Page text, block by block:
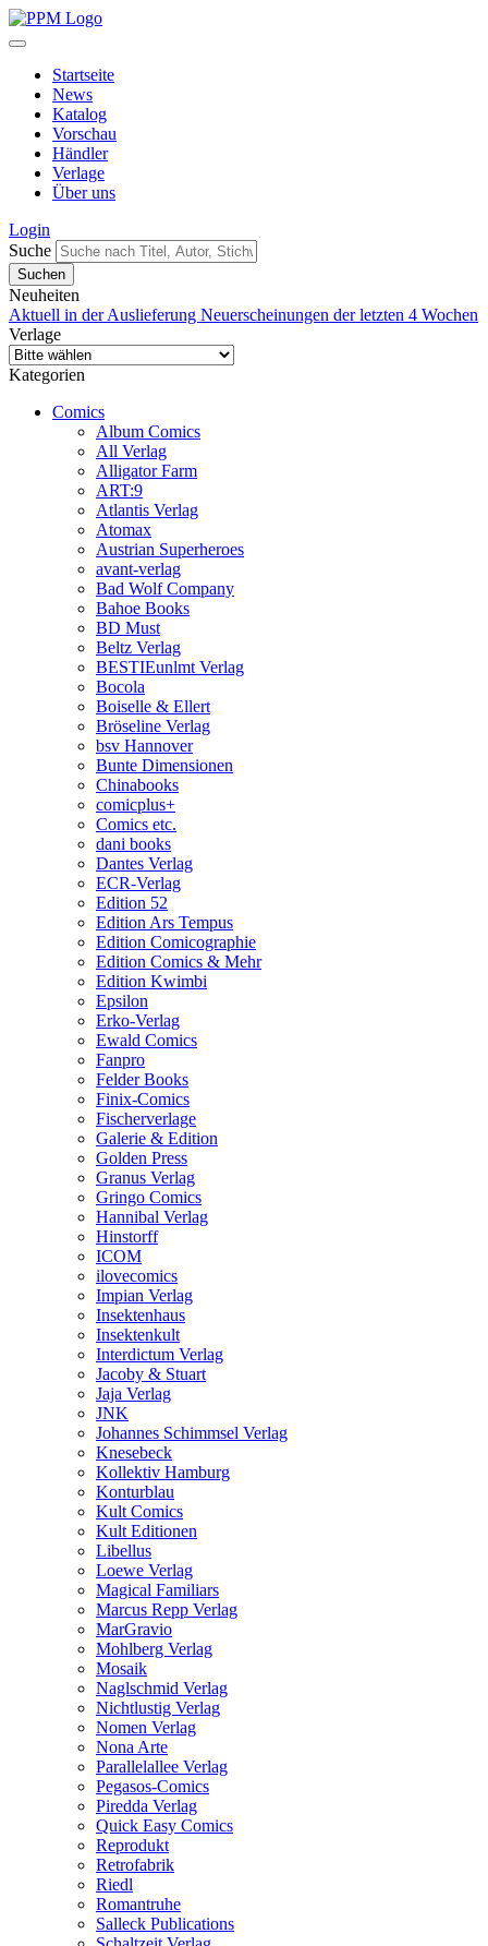
Startseite
News
Katalog
Vorschau
Händler
Verlage
Über uns
Login
Suche
Neuheiten
Aktuell in der Auslieferung Neuerscheinungen der letzten 4 Wochen
Verlage
Kategorien
Comics
Album Comics
All Verlag
Alligator Farm
ART:9
Atlantis Verlag
Atomax
Austrian Superheroes
avant-verlag
Bad Wolf Company
Bahoe Books
BD Must
Beltz Verlag
BESTIEunlmt Verlag
Bocola
Boiselle & Ellert
Bröseline Verlag
bsv Hannover
Bunte Dimensionen
Chinabooks
comicplus+
Comics etc.
dani books
Dantes Verlag
ECR-Verlag
Edition 52
Edition Ars Tempus
Edition Comicographie
Edition Comics & Mehr
Edition Kwimbi
Epsilon
Erko-Verlag
Ewald Comics
Fanpro
Felder Books
Finix-Comics
Fischerverlage
Galerie & Edition
Golden Press
Granus Verlag
Gringo Comics
Hannibal Verlag
Hinstorff
ICOM
ilovecomics
Impian Verlag
Insektenhaus
Insektenkult
Interdictum Verlag
Jacoby & Stuart
Jaja Verlag
JNK
Johannes Schimmsel Verlag
Knesebeck
Kollektiv Hamburg
Konturblau
Kult Comics
Kult Editionen
Libellus
Loewe Verlag
Magical Familiars
Marcus Repp Verlag
MarGravio
Mohlberg Verlag
Mosaik
Naglschmid Verlag
Nichtlustig Verlag
Nomen Verlag
Nona Arte
Parallelallee Verlag
Pegasos-Comics
Piredda Verlag
Quick Easy Comics
Reprodukt
Retrofabrik
Riedl
Romantruhe
Salleck Publications